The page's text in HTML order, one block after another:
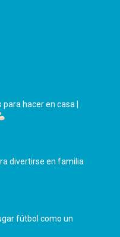
hacer en casa |
divertirse en familia
fútbol como un